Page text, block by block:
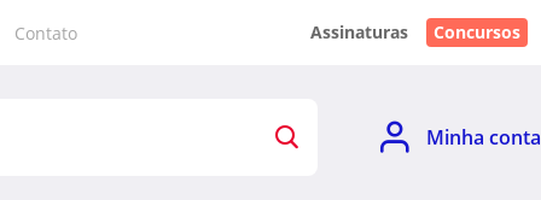
Contato Assinaturas Concursos
Minha conta